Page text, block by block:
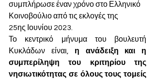
συμπλήρωσε έναν χρόνο στο Ελληνικό
Κοινοβούλιο από τις εκλογές της
25ης Ιουνίου 2023.
Το κεντρικό μήνυμα του βουλευτή
Κυκλάδων είναι, η ανάδειξη και η
συμπερίληψη του κριτηρίου της
νησιωτικότητας σε όλους τους τομείς